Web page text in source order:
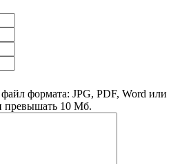
формата: JPG, PDF, Word или
превышать 10 Мб.